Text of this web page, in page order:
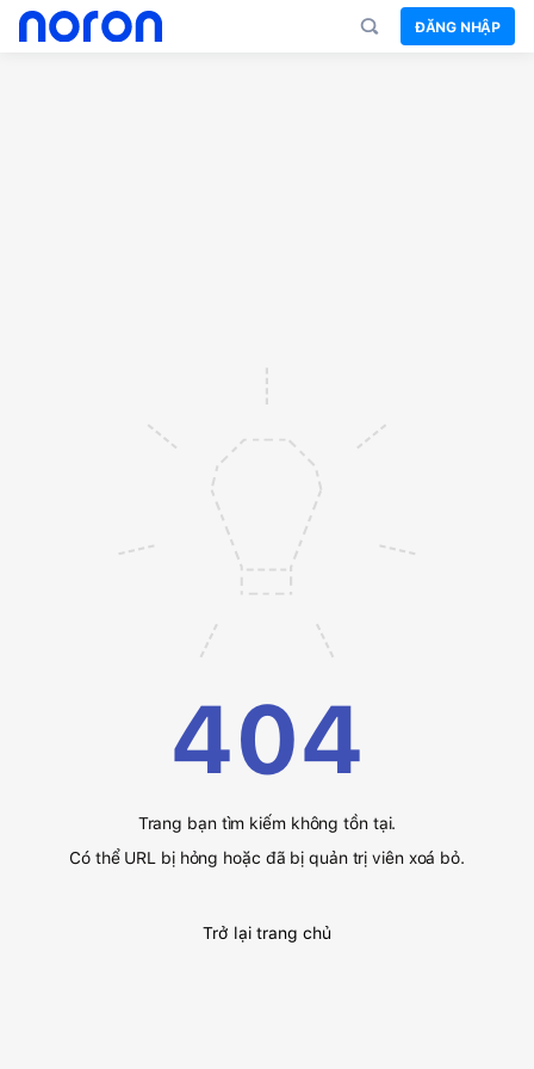
ĐĂNG NHẬP
404
Trang bạn tìm kiếm không tồn tại.
Có thể URL bị hỏng hoặc đã bị quản trị viên xoá bỏ.
Trở lại trang chủ